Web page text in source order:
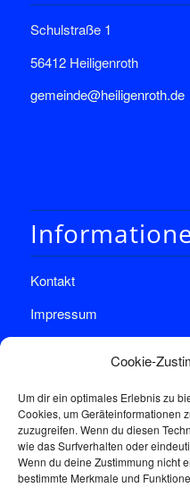
Cookie-
Um dir ein optimales Erlebnis zu
Cookies, um Geräteinformationen
zuzugreifen. Wenn du diesen
wie das Surfverhalten oder
Wenn du deine Zustimmung nicht
bestimmte Merkmale und
Schulstraße 1
56412 Heiligenroth
gemeinde@heiligenroth.de
Kontakt
Impressum